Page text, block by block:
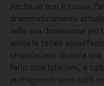
Anche se non è nuovo,
drammaticamente
nella sua dimensione più
arriva la totale
stupefacenti diventa una
farlo crea isterismi, e
protagonisti sono colti